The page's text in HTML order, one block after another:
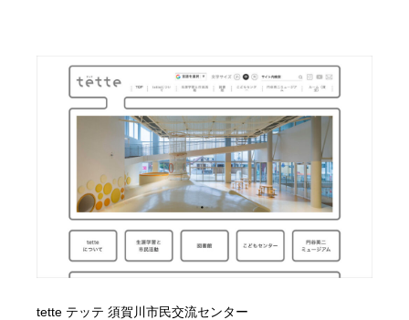
tette テッテ 須賀川市民交流センター